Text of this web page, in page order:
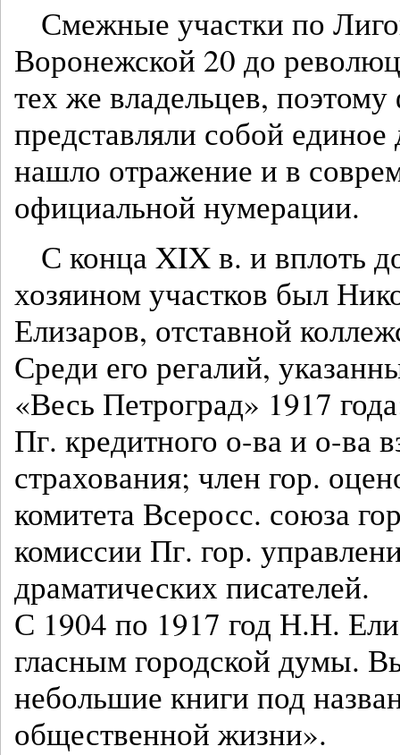
Смежные участки по
Воронежской 20 до
тех же владельцев,
представляли собой
нашло отражение и в
официальной нумерации.
С конца XIX в. и вплоть
хозяином участков был
Елизаров, отставной
Среди его регалий,
«Весь Петроград» 1917
Пг. кредитного о-ва и о-ва
страхования; член гор.
комитета Всеросс. союза
комиссии Пг. гор.
драматических писателей.
С 1904 по 1917 год Н.Н.
гласным городской думы.
небольшие книги под
общественной жизни».